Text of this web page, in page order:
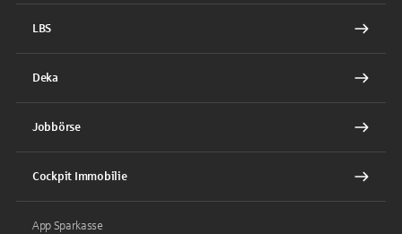
LBS
Deka
Jobbörse
Cockpit Immobilie
App Sparkasse